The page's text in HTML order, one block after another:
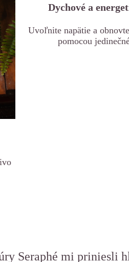
Dychové a
Uvoľnite napätie a
pomocou
Seraphé mi priniesli